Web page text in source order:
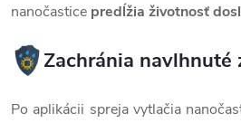
nanočastice predĺžia životnosť
Zachránia navlhnuté
Po aplikácii spreja vytlačia